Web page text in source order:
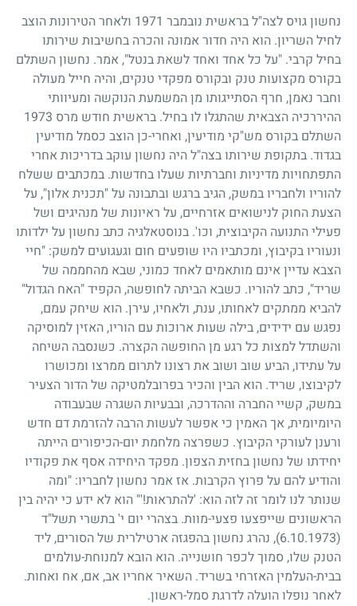
נחשון גויס לצה"ל בראשית נובמבר 1971 ולאחר הטירונות הוצב
לחיל השריון. הוא היה חדור אמונה והכרה בחשיבות שירותו
בחיל קרבי. "על כל אחד ואחד לשאת בנטל", אמר. נחשון השתלם
בקורס מקצועות טנק ובקורס מפקדי טנקים, והיה חייל מעולה
וחבר נאמן, חרף הסתייגותו מן המשמעת הנוקשה ומעיוותי
ההיררכיה הצבאית שהתגלו לו בחיל. בראשית חודש מרס 1973
השתלם בקורס מש"קי מודיעין, ואחרי-כן הוצב כסמל מודיעין
בגדוד. בתקופת שירותו בצה"ל היה נחשון עוקב בדריכות אחרי
התפתחויות מדיניות וחברתיות שעלו בחדשות. במכתבים ששלח
להוריו ולחבריו במשק, הגיב ברגש ובתבונה על "תכנית אלון", על
הצעת החוק לנישואים אזרחיים, על ראיונות של מנהיגים ושל
פעילי התנועה הקיבוצית, וכו'. בנוסטאלגיה כתב נחשון על ילדותו
ונעוריו בקיבוץ, ומכתביו היו שופעים חום וגעגועים למשק: "חיי
הצבא עדיין אינם מותאמים לאחד כמוני, שבא מהחממה של
שריד", כתב להוריו. כשבא הביתה לחופשה, הקפיד "האח הגדול"
להביא ממתקים לאחותו, ענת, ולאחיו, עירן. הוא שיחק עמם,
נפגש עם ידידים, בילה שעות ארוכות עם הוריו, האזין למוסיקה
והשתדל למצות כל רגע מן החופשה הקצרה. כשנסבה השיחה
על עתידו, הביע שוב ושוב את רצונו לתרום ממרצו ומכושרו
לקיבוצו, שריד. הוא הבין והכיר בפרובלמטיקה של הדור הצעיר
במשק, קשיי החברה וההדרכה, ובבעיות השגרה שבעבודה
היומיומית, אך האמין כי אפשר לעשות הרבה להזרמת דם חדש
ורענן לעורקי הקיבוץ. כשפרצה מלחמת יום-הכיפורים הייתה
יחידתו של נחשון בחזית הצפון. מפקד היחידה אסף את פקודיו
והודיע להם על פרוץ הקרבות. אז אמר נחשון לחבריו: "ומה
שנותר לנו לומר זה לזה הוא: 'להתראות!'" הוא לא ידע כי יהיה בין
הראשונים שייפצעו פצעי-מוות. בצהרי יום י' בתשרי תשל"ד
(6.10.1973)
, נהרג נחשון בהפגזה ארטילרית של הסורים, ליד
הטנק שלו, סמוך לכפר חושנייה. הוא הובא למנוחת-עולמים
בבית-העלמין האזרחי בשריד. השאיר אחריו אב, אם, אח ואחות.
לאחר נופלו הועלה לדרגת סמל-ראשון.